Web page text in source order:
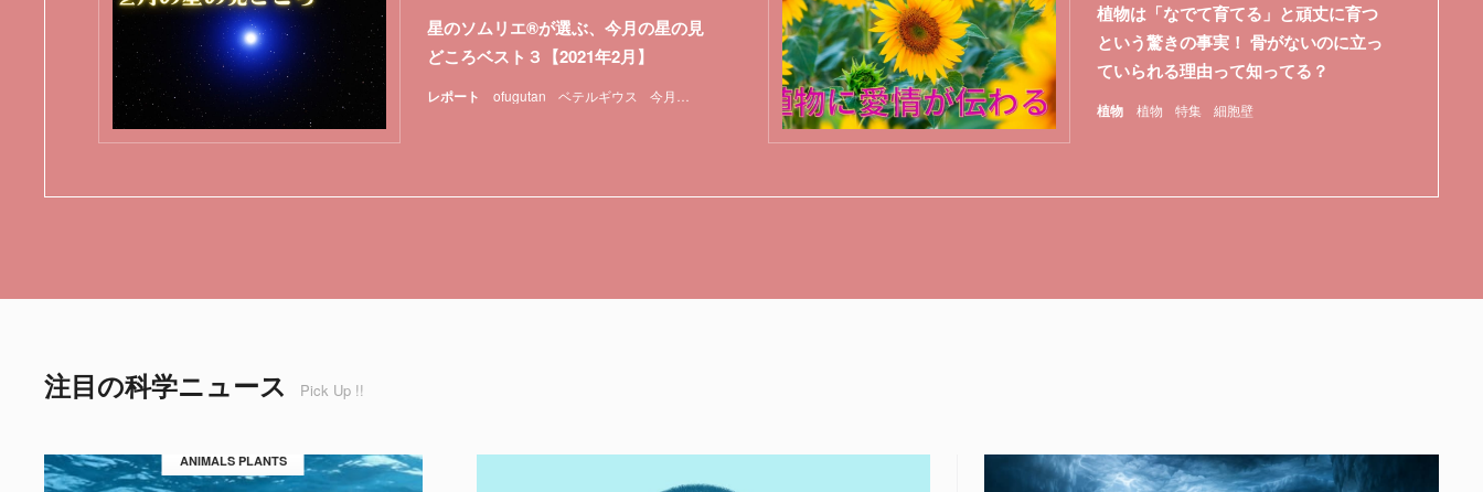
レポート ofugutan ベテルギウス 今月の星の見どころ 天体観測 特集
星のソムリエ®が選ぶ、今月の星の見
どころベスト３【2021年2月】
植物 植物 特集 細胞壁
植物は「なでて育てる」と頑丈に育つ
という驚きの事実！ 骨がないのに立っ
ていられる理由って知ってる？
注目の科学ニュース Pick Up !!
ANIMALS PLANTS